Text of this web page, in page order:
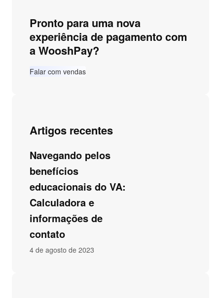
Pronto para uma nova
experiência de pagamento com
a WooshPay?
Falar com vendas
Artigos recentes
Navegando pelos
benefícios
educacionais do VA:
Calculadora e
informações de
contato
4 de agosto de 2023